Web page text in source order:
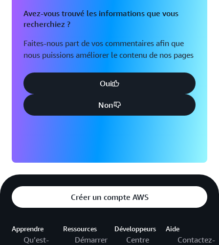
Avez-vous trouvé les informations que vous
recherchiez ?
Faites-nous part de vos commentaires afin que
nous puissions améliorer le contenu de nos pages
Oui
Non
Créer un compte AWS
Apprendre
Qu’est-
Ressources
Démarrer
Développeurs
Centre
Aide
Contactez-